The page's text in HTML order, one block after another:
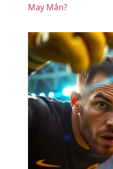
May Mắn?